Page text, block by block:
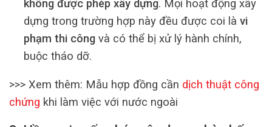
không được phép xây dựng. Mọi hoạt động xây
dựng trong trường hợp này đều được coi là vi
phạm thi côngvà có thể bị xử lý hành chính,
buộc tháo dỡ.
>>> Xem thêm: Mẫu hợp đồng cần dịch thuật công
chứng khi làm việc với nước ngoài